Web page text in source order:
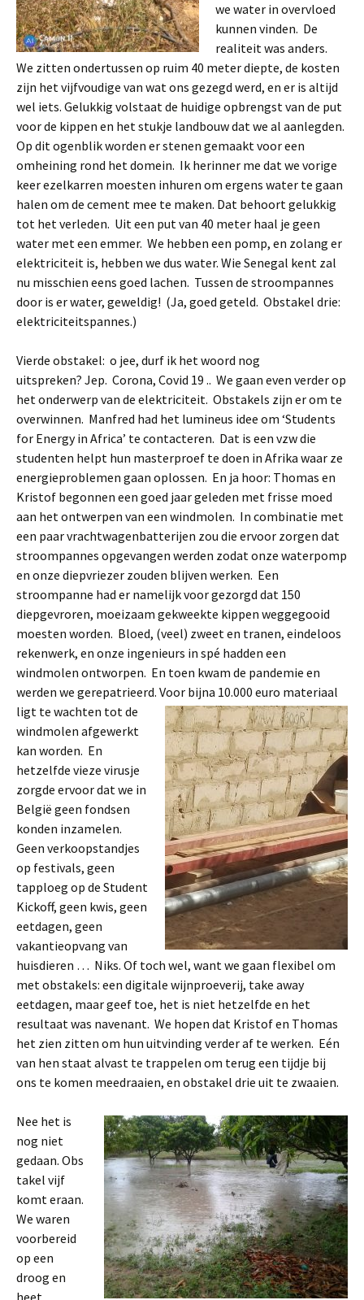
we water in overvloed
kunnen vinden. De
realiteit was anders.
We zitten ondertussen op ruim 40 meter diepte, de kosten
zijn het vijfvoudige van wat ons gezegd werd, en er is altijd
wel iets. Gelukkig volstaat de huidige opbrengst van de put
voor de kippen en het stukje landbouw dat we al aanlegden.
Op dit ogenblik worden er stenen gemaakt voor een
omheining rond het domein. Ik herinner me dat we vorige
keer ezelkarren moesten inhuren om ergens water te gaan
halen om de cement mee te maken. Dat behoort gelukkig
tot het verleden. Uit een put van 40 meter haal je geen
water met een emmer. We hebben een pomp, en zolang er
elektriciteit is, hebben we dus water. Wie Senegal kent zal
nu misschien eens goed lachen. Tussen de stroompannes
door is er water, geweldig! (Ja, goed geteld. Obstakel drie:
elektriciteitspannes.)
Vierde obstakel: o jee, durf ik het woord nog
uitspreken? Jep. Corona, Covid 19 .. We gaan even verder op
het onderwerp van de elektriciteit. Obstakels zijn er om te
overwinnen. Manfred had het lumineus idee om ‘Students
for Energy in Africa’ te contacteren. Dat is een vzw die
studenten helpt hun masterproef te doen in Afrika waar ze
energieproblemen gaan oplossen. En ja hoor: Thomas en
Kristof begonnen een goed jaar geleden met frisse moed
aan het ontwerpen van een windmolen. In combinatie met
een paar vrachtwagenbatterijen zou die ervoor zorgen dat
stroompannes opgevangen werden zodat onze waterpomp
en onze diepvriezer zouden blijven werken. Een
stroompanne had er namelijk voor gezorgd dat 150
diepgevroren, moeizaam gekweekte kippen weggegooid
moesten worden. Bloed, (veel) zweet en tranen, eindeloos
rekenwerk, en onze ingenieurs in spé hadden een
windmolen ontworpen. En toen kwam de pandemie en
werden we gerepatrieerd. Voor bijna 10.000 euro materiaal
ligt te wachten tot de
windmolen afgewerkt
kan worden. En
hetzelfde vieze virusje
zorgde ervoor dat we in
België geen fondsen
konden inzamelen.
Geen verkoopstandjes
op festivals, geen
tapploeg op de Student
Kickoff, geen kwis, geen
eetdagen, geen
vakantieopvang van
huisdieren … Niks. Of toch wel, want we gaan flexibel om
met obstakels: een digitale wijnproeverij, take away
eetdagen, maar geef toe, het is niet hetzelfde en het
resultaat was navenant. We hopen dat Kristof en Thomas
het zien zitten om hun uitvinding verder af te werken. Eén
van hen staat alvast te trappelen om terug een tijdje bij
ons te komen meedraaien, en obstakel drie uit te zwaaien.
Nee het is
nog niet
gedaan. Obs
takel vijf
komt eraan.
We waren
voorbereid
op een
droog en
heet